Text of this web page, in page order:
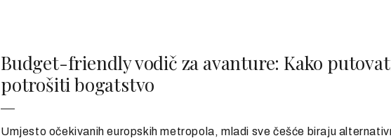
Budget-friendly vodič za avanture: Kako
potrošiti bogatstvo
Umjesto očekivanih europskih metropola, mladi sve češće biraju